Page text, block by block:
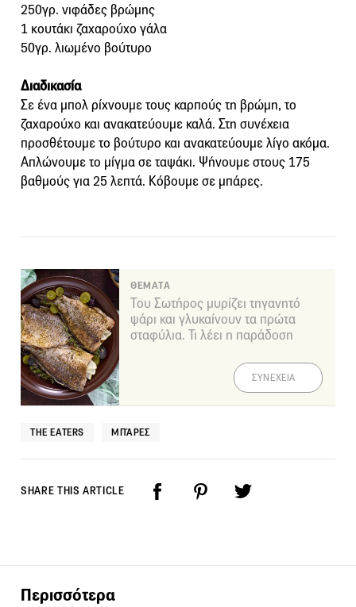
250γρ. νιφάδες βρώμης
1 κουτάκι ζαχαρούχο γάλα
50γρ. λιωμένο βούτυρο
Διαδικασία
Σε ένα μπολ ρίχνουμε τους καρπούς τη βρώμη, το
ζαχαρούχο και ανακατεύουμε καλά. Στη συνέχεια
προσθέτουμε το βούτυρο και ανακατεύουμε λίγο ακόμα.
Απλώνουμε το μίγμα σε ταψάκι. Ψήνουμε στους 175
βαθμούς για 25 λεπτά. Κόβουμε σε μπάρες.
ΘΕΜΑΤΑ
Του Σωτήρος μυρίζει τηγανητό
ψάρι και γλυκαίνουν τα πρώτα
σταφύλια. Τι λέει η παράδοση
ΣΥΝΕΧΕΙΑ
THE EATERS ΜΠΆΡΕΣ
SHARE THIS ARTICLE
Περισσότερα